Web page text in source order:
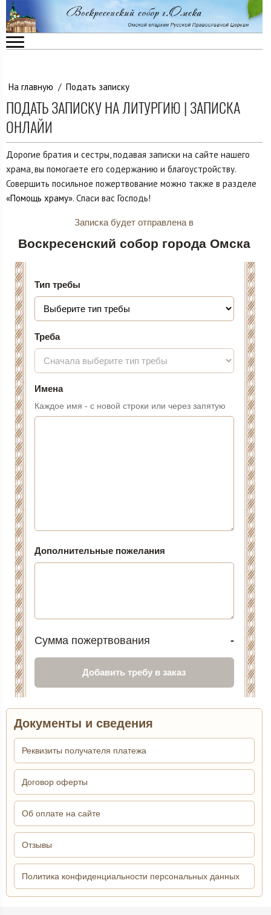
На главную / Подать записку
ПОДАТЬ ЗАПИСКУ НА ЛИТУРГИЮ | ЗАПИСКА
ОНЛАЙИ
Дорогие братия и сестры, подавая записки на сайте нашего
храма, вы помогаете его содержанию и благоустройству.
Совершить посильное пожертвование можно также в разделе
«Помощь храму». Спаси вас Господь!